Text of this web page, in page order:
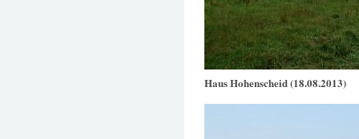
Haus Hohenscheid (18.08.2013)